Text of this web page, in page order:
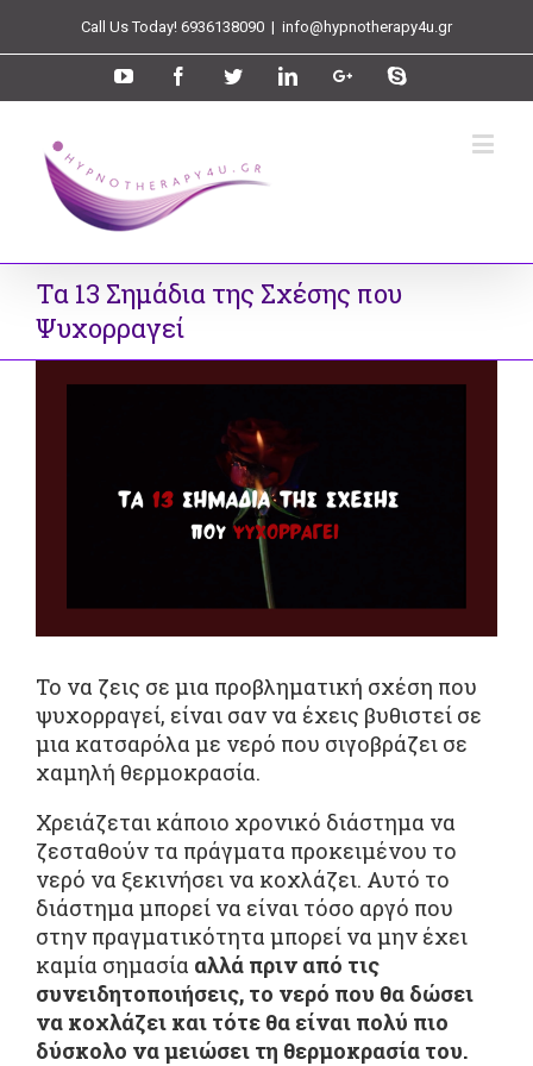
Call Us Today! 6936138090 | info@hypnotherapy4u.gr
Τα 13 Σημάδια της Σχέσης που
Ψυχορραγεί
Το να ζεις σε μια προβληματική σχέση που
ψυχορραγεί, είναι σαν να έχεις βυθιστεί σε
μια κατσαρόλα με νερό που σιγοβράζει σε
χαμηλή θερμοκρασία.
Χρειάζεται κάποιο χρονικό διάστημα να
ζεσταθούν τα πράγματα προκειμένου το
νερό να ξεκινήσει να κοχλάζει. Αυτό το
διάστημα μπορεί να είναι τόσο αργό που
στην πραγματικότητα μπορεί να μην έχει
καμία σημασία αλλά πριν από τις
συνειδητοποιήσεις, το νερό που θα δώσει
να κοχλάζει και τότε θα είναι πολύ πιο
δύσκολο να μειώσει τη θερμοκρασία του.